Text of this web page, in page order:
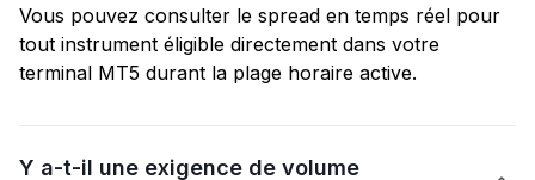
Vous pouvez consulter le spread en temps réel pour
tout instrument éligible directement dans votre
terminal MT5 durant la plage horaire active.
Y a-t-il une exigence de volume